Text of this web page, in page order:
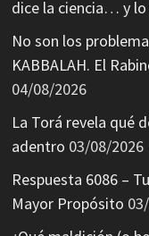
dice la ciencia… y lo
No son los
KABBALAH. El
04/08/2026
La Torá revela qué
adentro 03/08/2026
Respuesta 6086 –
Mayor Propósito